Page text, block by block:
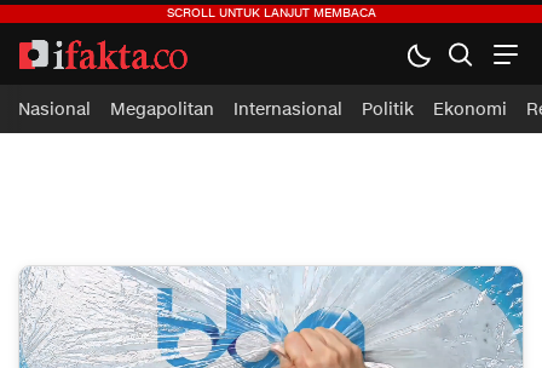
ifakta.co
#pastibenar
Nasional Megapolitan Internasional Politik Ekonomi